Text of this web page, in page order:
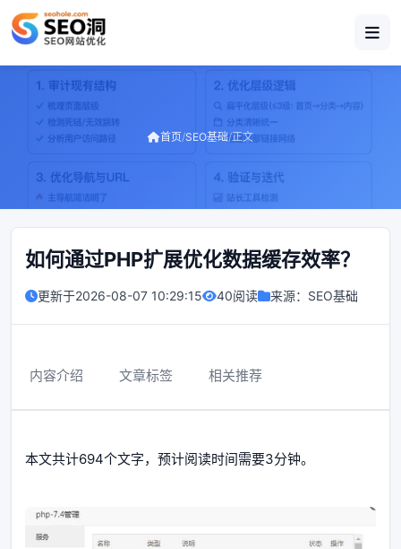
首页/SEO基础/正文
如何通过PHP扩展优化数据缓存效率？
更新于2026-08-07 10:29:15 40阅读 来源： SEO基础
内容介绍 文章标签 相关推荐
本文共计694个文字，预计阅读时间需要3分钟。